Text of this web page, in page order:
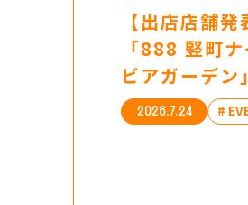
【出店店舗
「888 竪町
ビアガーデン」
2026.7.24 #